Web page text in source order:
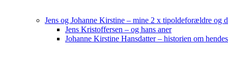
Jens og Johanne Kirstine – mine 2 x tipoldeforældre og
Jens Kristoffersen – og hans aner
Johanne Kirstine Hansdatter – historien om